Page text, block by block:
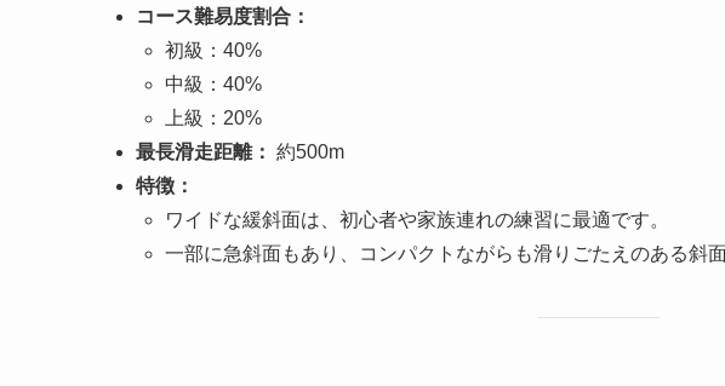
コース難易度割合：
初級：40%
中級：40%
上級：20%
最長滑走距離： 約500m
特徴：
ワイドな緩斜面は、初心者や家族連れの練習に最適です。
一部に急斜面もあり、コンパクトながらも滑りごたえのある斜